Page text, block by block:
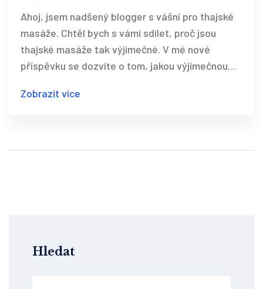
Ahoj, jsem nadšený blogger s vášní pro thajské
masáže. Chtěl bych s vámi sdílet, proč jsou
thajské masáže tak výjimečné. V mé nové
příspěvku se dozvíte o tom, jakou výjimečnou
nejen úlevu od bolesti, ale i celkové uvolnění a
Takže pokud jste připraveni objevit výhody a
Zobrazit více
Hledat